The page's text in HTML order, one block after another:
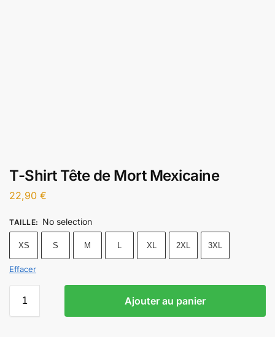
T-Shirt Tête de Mort Mexicaine
22,90 €
TAILLE: No selection
XS S M L XL 2XL 3XL
Effacer
Ajouter au panier